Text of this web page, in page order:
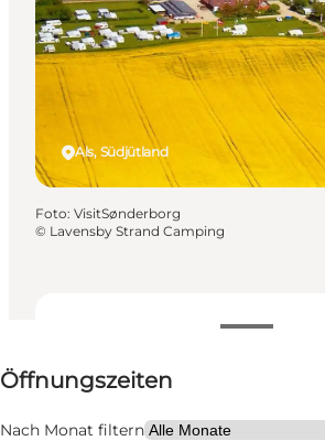
Öffnungszeiten anzeigen
Öffnungszeiten
Nach Monat filtern
120 units
3 cabins
Als, Südjütland
Foto: VisitSønderborg
© Lavensby Strand Camping